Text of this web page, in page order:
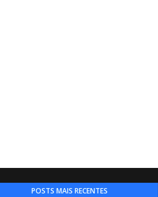
POSTS MAIS RECENTES